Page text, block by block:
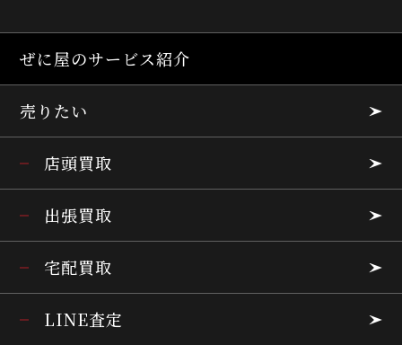
ぜに屋のサービス紹介
売りたい
店頭買取
出張買取
宅配買取
LINE査定